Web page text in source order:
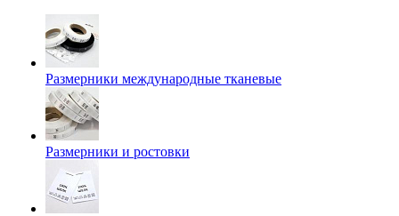
Размерники международные тканевые
Размерники и ростовки